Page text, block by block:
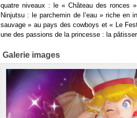
quatre niveaux : le « Château des ronces
Ninjutsu : le parchemin de l’eau » riche en
sauvage » au pays des cowboys et « Le
une des passions de la princesse : la
Galerie images